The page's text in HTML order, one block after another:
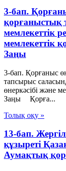
3-бап.
қорғаныстық
мемлекеттік
мемлекеттік
Заңы
3-бап. Қорғаныс
тапсырыс
өнеркәсібі және
Заңы Қорға...
Толық оқу »
13-бап.
құзыреті
Аумақтық